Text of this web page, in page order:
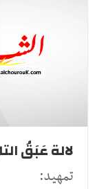
لالة عَبَقُ
تمهيد: